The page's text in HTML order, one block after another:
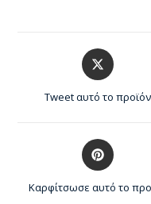
Tweet αυτό το προϊόν
Καρφίτσωσε αυτό το